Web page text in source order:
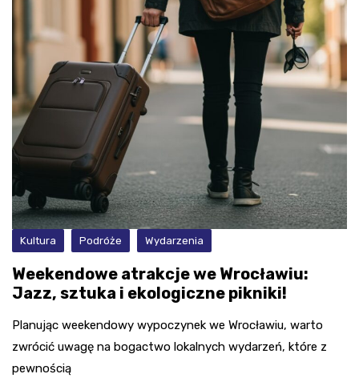
Kultura Podróże Wydarzenia
Weekendowe atrakcje we Wrocławiu:
Jazz, sztuka i ekologiczne pikniki!
Planując weekendowy wypoczynek we Wrocławiu, warto
zwrócić uwagę na bogactwo lokalnych wydarzeń, które z
pewnością